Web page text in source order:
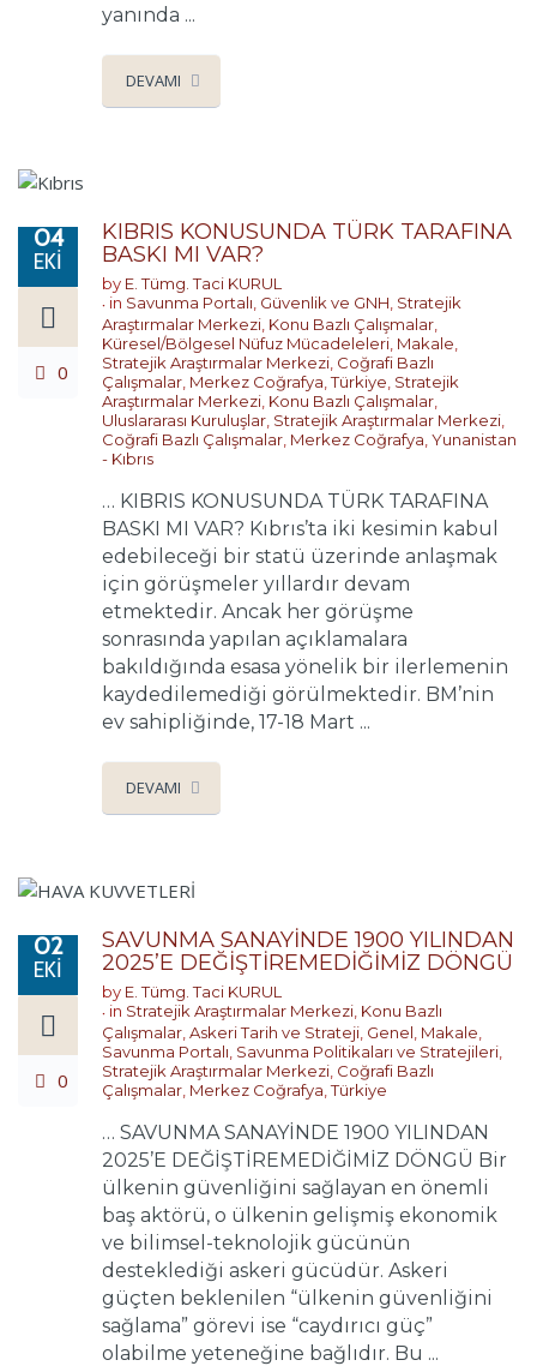
yanında ...
DEVAMI
04
EKI
0
KIBRIS KONUSUNDA TÜRK TARAFINA
BASKI MI VAR?
by E. Tümg. Taci KURUL
in Savunma Portalı, Güvenlik ve GNH, Stratejik
Araştırmalar Merkezi, Konu Bazlı Çalışmalar,
Küresel/Bölgesel Nüfuz Mücadeleleri, Makale,
Stratejik Araştırmalar Merkezi, Coğrafi Bazlı
Çalışmalar, Merkez Coğrafya,Türkiye, Stratejik
Araştırmalar Merkezi, Konu Bazlı Çalışmalar,
Uluslararası Kuruluşlar, Stratejik Araştırmalar Merkezi,
Coğrafi Bazlı Çalışmalar, Merkez Coğrafya,Yunanistan
- Kıbrıs
… KIBRIS KONUSUNDA TÜRK TARAFINA
BASKI MI VAR? Kıbrıs’ta iki kesimin kabul
edebileceği bir statü üzerinde anlaşmak
için görüşmeler yıllardır devam
etmektedir. Ancak her görüşme
sonrasında yapılan açıklamalara
bakıldığında esasa yönelik bir ilerlemenin
kaydedilemediği görülmektedir. BM’nin
ev sahipliğinde, 17-18 Mart ...
DEVAMI
02
EKI
0
SAVUNMA SANAYİNDE 1900 YILINDAN
2025’E DEĞİŞTİREMEDİĞİMİZ DÖNGÜ
by E. Tümg. Taci KURUL
in Stratejik Araştırmalar Merkezi Konu Bazlı
Çalışmalar Askeri Tarih ve Strateji Genel Makale
Savunma Portalı Savunma Politikaları ve Stratejileri
Stratejik Araştırmalar Merkezi Coğrafi Bazlı
Çalışmalar Merkez Coğrafya ,Türkiye
… SAVUNMA SANAYİNDE 1900 YILINDAN
2025’E DEĞİŞTİREMEDİĞİMİZ DÖNGÜ Bir
ülkenin güvenliğini sağlayan en önemli
baş aktörü, o ülkenin gelişmiş ekonomik
ve bilimsel-teknolojik gücünün
desteklediği askeri gücüdür. Askeri
güçten beklenilen “ülkenin güvenliğini
sağlama” görevi ise “caydırıcı güç”
olabilme yeteneğine bağlıdır. Bu ...